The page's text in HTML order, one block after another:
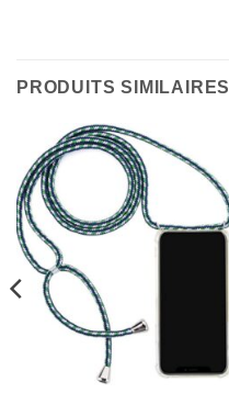
PRODUITS SIMILAIRES